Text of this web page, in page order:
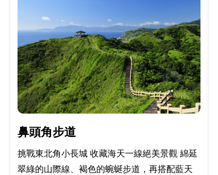
鼻頭角步道
挑戰東北角小長城 收藏海天一線絕美景觀 綿延
翠綠的山際線、褐色的蜿蜒步道，再搭配藍天